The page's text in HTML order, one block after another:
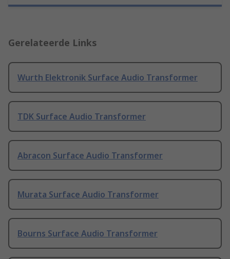
Gerelateerde Links
Wurth Elektronik Surface Audio Transformer
TDK Surface Audio Transformer
Abracon Surface Audio Transformer
Murata Surface Audio Transformer
Bourns Surface Audio Transformer